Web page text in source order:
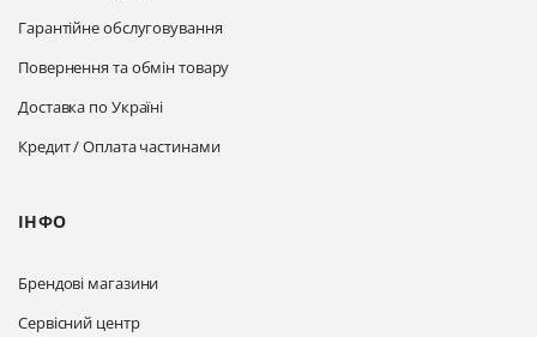
Гарантійне обслуговування
Повернення та обмін товару
Доставка по Україні
Кредит / Оплата частинами
ІНФО
Брендові магазини
Сервісний центр